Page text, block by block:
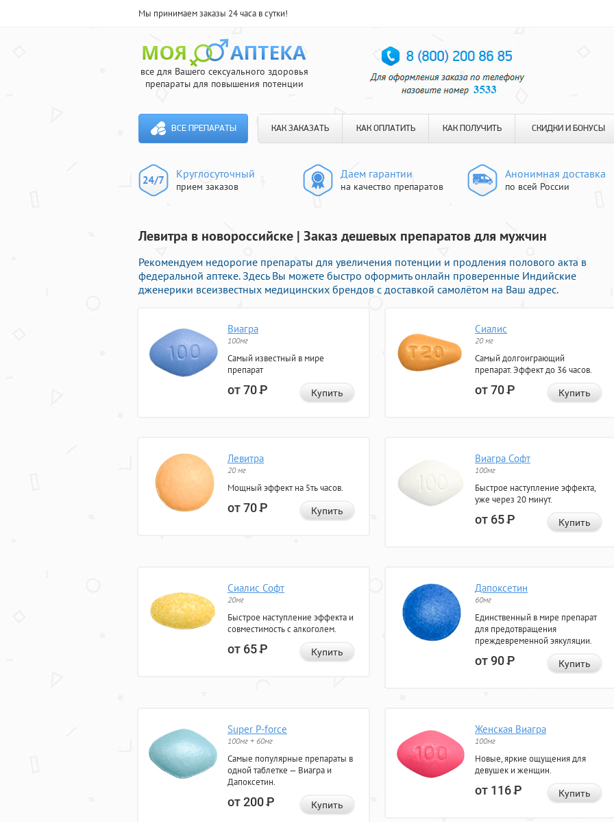
Мы принимаем заказы 24 часа в сутки!
все для Вашего сексуального здоровья
препараты для повышения потенции
ВСЕ ПРЕПАРАТЫ КАК ЗАКАЗАТЬ КАК ОПЛАТИТЬ КАК ПОЛУЧИТЬ СКИДКИ И БОНУСЫ
Круглосуточный
прием заказов
Даем гарантии
на качество препаратов
Анонимная доставка
по всей России
Левитра в новороссийске | Заказ дешевых препаратов для мужчин
Рекомендуем недорогие препараты для увеличения потенции и продления полового акта в
федеральной аптеке. Здесь Вы можете быстро оформить онлайн проверенные Индийские
дженерики всеизвестных медицинских брендов с доставкой самолётом на Ваш адрес.
Виагра
100мг
Самый известный в мире
препарат
от 70Р Купить
Сиалис
20 мг
Самый долгоиграющий
препарат. Эффект до 36 часов.
от 70Р Купить
Левитра
20 мг
Мощный эффект на 5ть часов.
от 70Р Купить
Виагра Софт
100мг
Быстрое наступление эффекта,
уже через 20 минут.
от 65Р Купить
Сиалис Софт
20мг
Быстрое наступление эффекта и
совместимость с алкоголем.
от 65Р Купить
Дапоксетин
60мг
Единственный в мире препарат
для предотвращения
преждевременной эякуляции.
от 90Р Купить
Super P-force
100мг + 60мг
Самые популярные препараты в
одной таблетке — Виагра и
Дапоксетин.
от 200Р Купить
Женская Виагра
100мг
Новые, яркие ощущения для
девушек и женщин.
от 116Р Купить